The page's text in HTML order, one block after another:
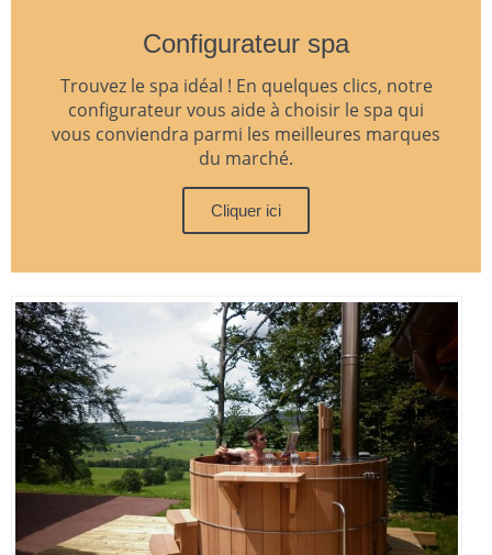
Configurateur spa
Trouvez le spa idéal ! En quelques clics, notre
configurateur vous aide à choisir le spa qui
vous conviendra parmi les meilleures marques
du marché.
Cliquer ici